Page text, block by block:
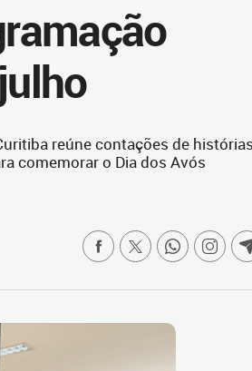
reúne contações de
comemorar o Dia dos Avós